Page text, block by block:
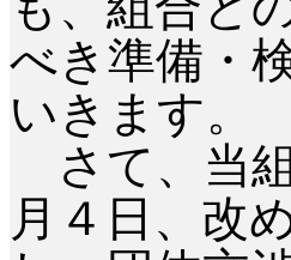
べき準備・
いきます。
さて、当
月４日、改